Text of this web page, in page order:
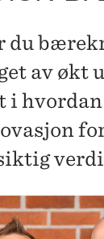
du
av økt
i